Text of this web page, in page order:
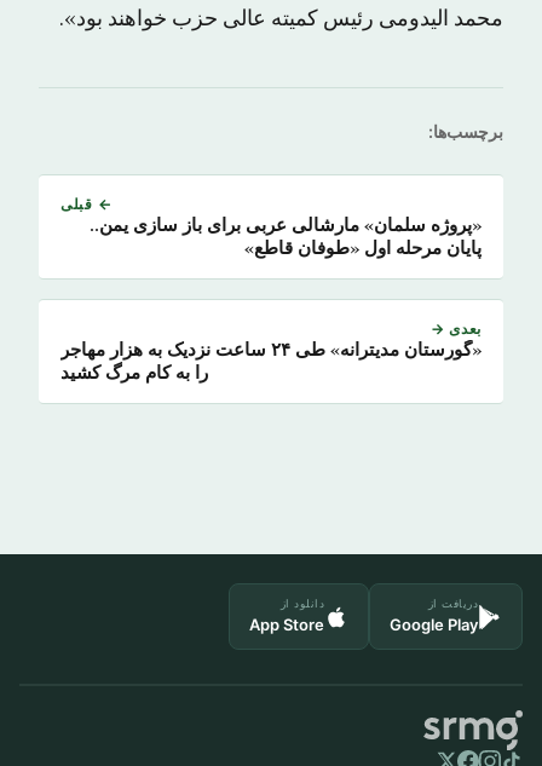
محمد الیدومی رئیس کمیته عالی حزب خواهند بود».
برچسب‌ها:
← قبلی
«پروژه سلمان» مارشالی عربی برای باز سازی یمن..
پایان مرحله اول «طوفان قاطع»
بعدی →
«گورستان مدیترانه» طی ۲۴ ساعت نزدیک به هزار مهاجر
را به کام مرگ کشید
دریافت از
Google Play
دانلود از
App Store